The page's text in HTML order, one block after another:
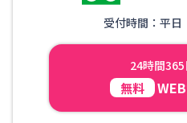
受付時間：平
24時間
無料